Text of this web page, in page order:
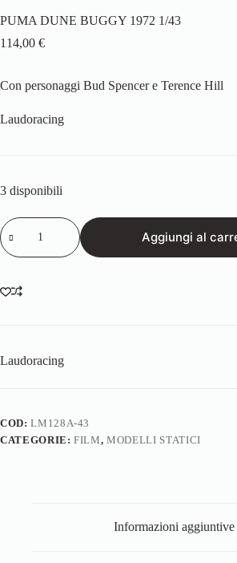
PUMA DUNE BUGGY 1972 1/43
114,00 €
Con personaggi Bud Spencer e Terence Hill
Laudoracing
3 disponibili
PUMA
DUNE
BUGGY
quantità
Aggiungi al
Laudoracing
COD:LM128A-43
CATEGORIE:FILM,MODELLI STATICI
Informazioni aggiuntive